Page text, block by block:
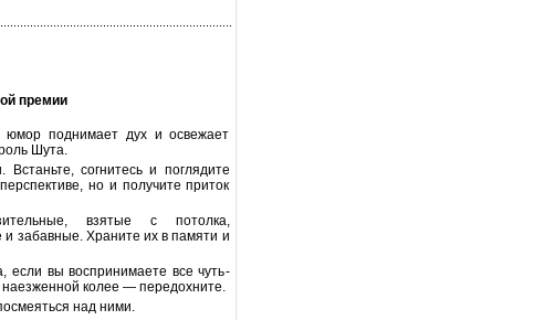
премии
юмор поднимает дух и освежает
Шута.
согнитесь и поглядите
но и получите приток
взятые с потолка,
забавные. Храните их в памяти и
если вы воспринимаете все чуть-
колее — передохните.
над ними.